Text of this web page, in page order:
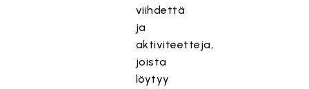
viihdettä
ja
aktiviteetteja,
joista
löytyy